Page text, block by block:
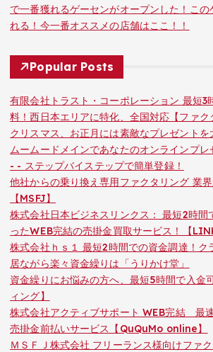
で一番獲れるゲーセンがオープンした！こ
れる！今一番オススメの店舗はここ！！
Popular Posts
有限会社トラスト・コーポレーション 最短3
料！西日本エリアに特化、全国対応【ファク
クリスマス、お正月には素敵なプレゼントを
ムームードメインであなたのオンラインプ
- - ステップバイステップで簡単登録！
他社からの乗り換え専用ファクタリング 業
【MSFJ】
株式会社日本ビジネスリンクス： 最短2時間
ったWEB完結の売掛金買取サービス！【
株式会社ｈｓ１ 最短2時間での資金調達！ク
居ながら楽々資金繰りは「うりかけ堂」
資金繰りにお悩みの方へ、最短5時間で入金
ィング】
株式会社アクティブサポート WEB完結 最
売掛金前払いサービス【QuQuMo online】
ＭＳＦＪ株式会社 フリーランス様向けファ